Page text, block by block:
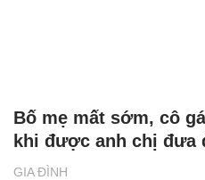
GIA ĐÌNH
Bố mẹ mất sớm, cô
khi được anh chị đưa